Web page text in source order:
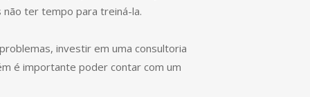
ter tempo para treiná-la.
investir em uma consultoria
é importante poder contar com um